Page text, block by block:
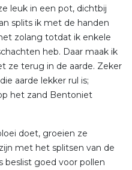
leuk in een pot, dichtbij
splits ik met de handen
zolang totdat ik enkele
heb. Daar maak ik
ze terug in de aarde. Zeker
aarde lekker rul is;
het zand Bentoniet
doet, groeien ze
met het splitsen van de
beslist goed voor pollen